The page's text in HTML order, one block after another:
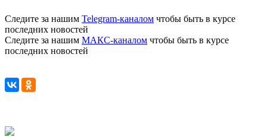
Следите за нашим Telegram-каналом чтобы быть в курсе
последних новостей
Следите за нашим МАКС-каналом чтобы быть в курсе
последних новостей